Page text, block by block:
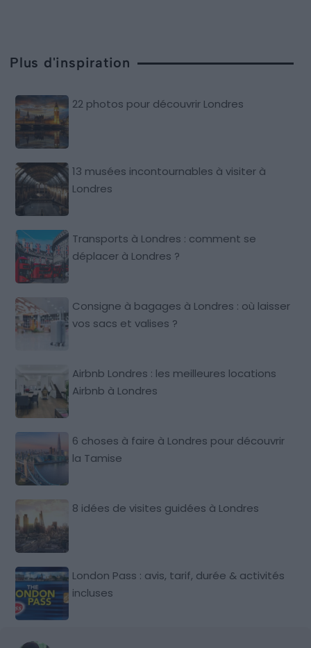
Plus d'inspiration
22 photos pour découvrir Londres
13 musées incontournables à visiter à
Londres
Transports à Londres : comment se
déplacer à Londres ?
Consigne à bagages à Londres : où laisser
vos sacs et valises ?
Airbnb Londres : les meilleures locations
Airbnb à Londres
6 choses à faire à Londres pour découvrir
la Tamise
8 idées de visites guidées à Londres
London Pass : avis, tarif, durée & activités
incluses